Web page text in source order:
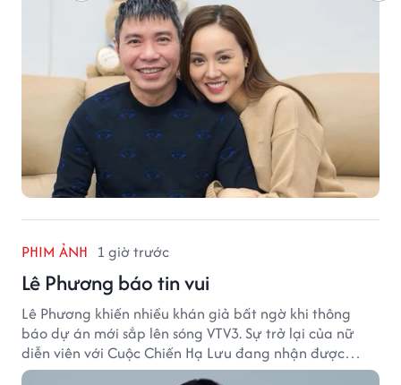
PHIM ẢNH 1 giờ trước
Lê Phương báo tin vui
Lê Phương khiến nhiều khán giả bất ngờ khi thông
báo dự án mới sắp lên sóng VTV3. Sự trở lại của nữ
diễn viên với Cuộc Chiến Hạ Lưu đang nhận được
nhiều sự quan tâm.